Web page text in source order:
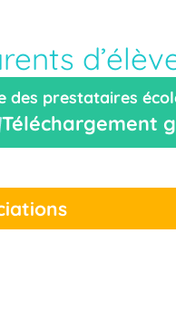
des prestataires
Téléchargement